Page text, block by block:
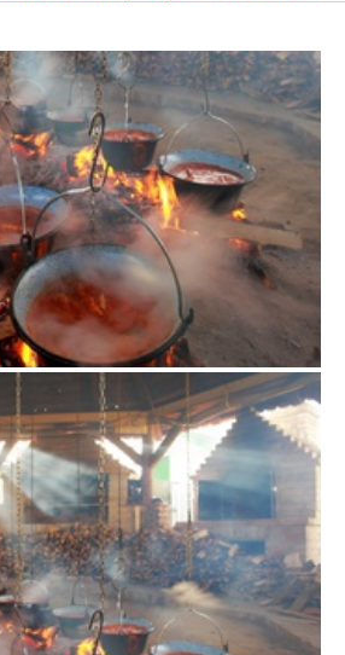
uređenju interijera i eksterijera. Tijekom